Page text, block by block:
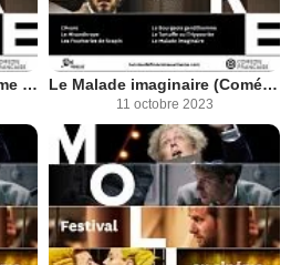
Le Bourgeois Gentil homme (Comédie-Française) Le Malade imaginaire (Comédie-Française)
11 octobre 2023